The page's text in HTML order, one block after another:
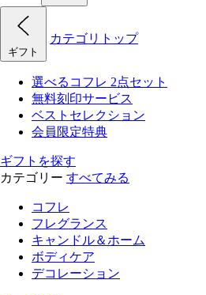
ギフト
カテゴリトップ
選べるコフレ 2点セット
無料刻印サービス
ベストセレクション
会員限定特典
ギフトを探す
カテゴリー すべてみる
コフレ
フレグランス
キャンドル＆ホーム
ボディケア
デコレーション